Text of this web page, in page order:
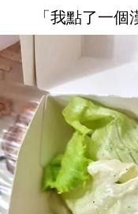
「我點了一個